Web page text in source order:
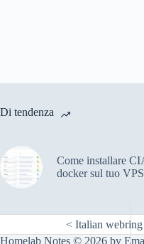
Di tendenza
Come installare
docker sul tuo VPS
< Italian
Homelab Notes © 2026 by